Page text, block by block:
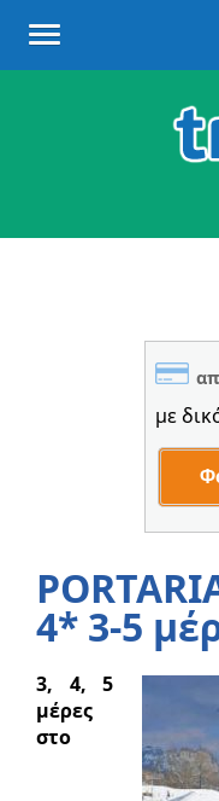
με
4* 3-5
3, 4, 5
μέρες
στο